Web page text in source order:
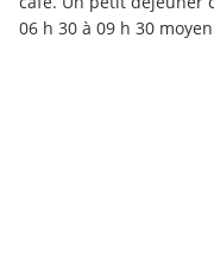
06 h 30 à 09 h 30